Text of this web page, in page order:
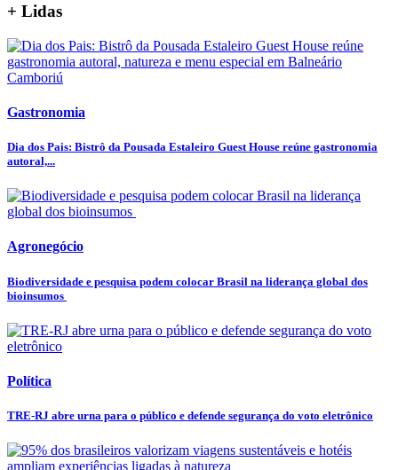
+ Lidas
Gastronomia
Dia dos Pais: Bistrô da Pousada Estaleiro Guest House reúne gastronomia
autoral,...
Agronegócio
Biodiversidade e pesquisa podem colocar Brasil na liderança global dos
bioinsumos
Política
TRE-RJ abre urna para o público e defende segurança do voto eletrônico